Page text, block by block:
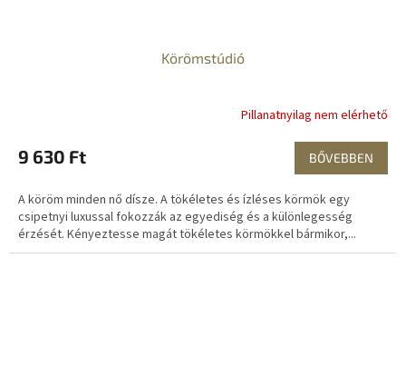
Körömstúdió
Pillanatnyilag nem elérhető
9 630 Ft BŐVEBBEN
A köröm minden nő dísze. A tökéletes és ízléses körmök egy
csipetnyi luxussal fokozzák az egyediség és a különlegesség
érzését. Kényeztesse magát tökéletes körmökkel bármikor,...